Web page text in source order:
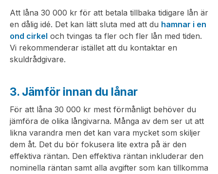
Att låna 30 000 kr för att betala tillbaka tidigare lån är
en dålig idé. Det kan lätt sluta med att du hamnar i en
ond cirkel och tvingas ta fler och fler lån med tiden.
Vi rekommenderar istället att du kontaktar en
skuldrådgivare.
3. Jämför innan du lånar
För att låna 30 000 kr mest förmånligt behöver du
jämföra de olika långivarna. Många av dem ser ut att
likna varandra men det kan vara mycket som skiljer
dem åt. Det du bör fokusera lite extra på är den
effektiva räntan. Den effektiva räntan inkluderar den
nominella räntan samt alla avgifter som kan tillkomma